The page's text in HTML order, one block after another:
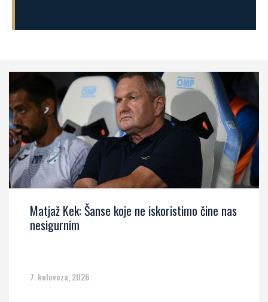
Matjaž Kek: Šanse koje ne iskoristimo čine nas
nesigurnim
7. kolovoza, 2026